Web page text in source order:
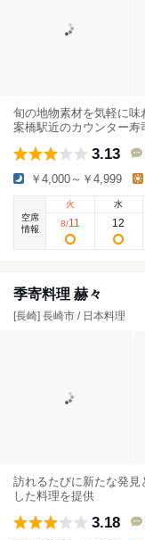
旬の地物素材を気軽に
案橋駅近のカウンター寿
3.13
￥4,000～￥4,999
空席
情報
火
8/11
水
12
季寄料理 赫々
[長崎] 長崎市 / 日本料理
訪れるたびに新たな発見
した料理を提供
3.18